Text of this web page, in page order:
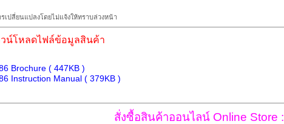
เปลี่ยนแปลงโดยไม่แจ้งให้ทราบล่วงหน้า
วน์โหลดไฟล์ข้อมูลสินค้า
Brochure ( 447KB )
Instruction Manual ( 379KB )
สั่งซื้อสินค้าออนไลน์ Online Store :